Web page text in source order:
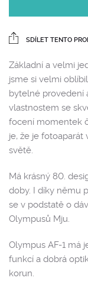
SDÍLET TENTO
Základní a velmi
jsme si velmi
bytelné provedení
vlastnostem se
focení momentek
je, že je
světě.
Má krásný 80.
doby. I díky němu
se v podstatě o
Olympusů Mju.
Olympus AF-1 má
funkcí a dobrá
korun.